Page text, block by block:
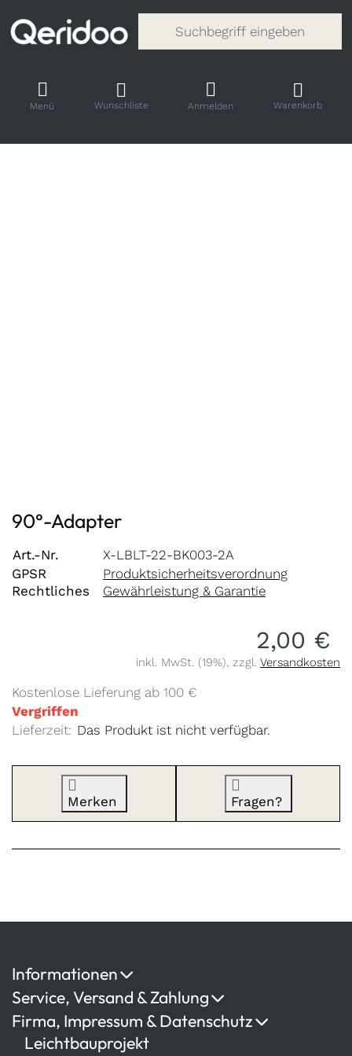
Menü Wunschliste Anmelden Warenkorb
90°-Adapter
Art.-Nr.
X-LBLT-22-BK003-2A
GPSR
Produktsicherheitsverordnung
Rechtliches
Gewährleistung & Garantie
2,00 €
inkl. MwSt. (19%), zzgl. Versandkosten
Kostenlose Lieferung ab 100 €
Vergriffen
Lieferzeit: Das Produkt ist nicht verfügbar.
Merken Fragen?
Informationen
Service, Versand & Zahlung
Firma, Impressum & Datenschutz
Leichtbauprojekt